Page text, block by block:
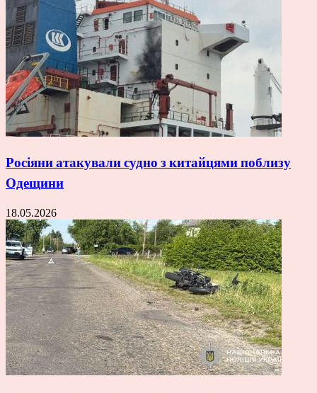
Росіяни атакували судно з китайцями поблизу
Одещини
18.05.2026